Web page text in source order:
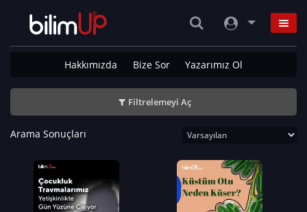
Hakkımızda Bize Sor Yazarımız Ol
Filtrelemeyi Aç
Arama Sonuçları